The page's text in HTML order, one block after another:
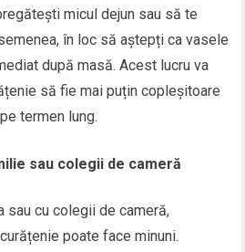
micul dejun sau să te
în loc să aștepți ca vasele
după masă. Acest lucru va
să fie mai puțin copleșitoare
termen lung.
sau colegii de cameră
sau cu colegii de cameră,
poate face minuni.